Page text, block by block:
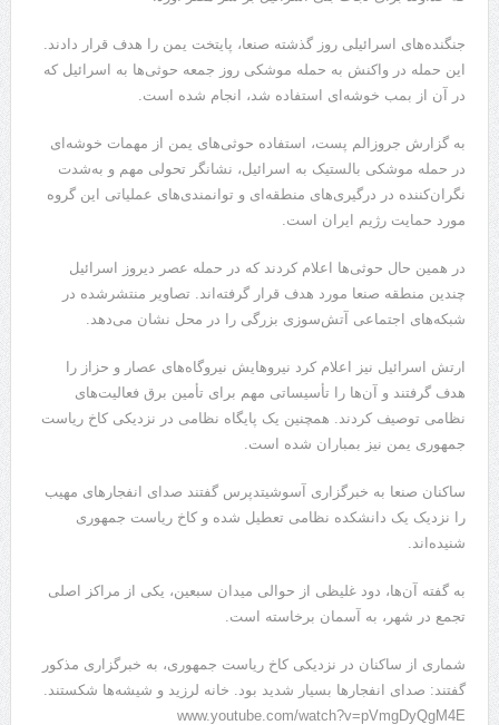
جنگنده‌های اسرائیلی روز گذشته صنعا، پایتخت یمن را هدف قرار دادند.
این حمله در واکنش به حمله موشکی روز جمعه حوثی‌ها به اسرائیل که
در آن از بمب خوشه‌ای استفاده شد، انجام شده است.
به گزارش جروزالم پست، استفاده حوثی‌های یمن از مهمات خوشه‌ای
در حمله موشکی بالستیک به اسرائیل، نشانگر تحولی مهم و به‌شدت
نگران‌کننده‌ در درگیری‌های منطقه‌ای و توانمندی‌های عملیاتی این گروه
مورد حمایت رژیم ایران است.
در همین حال حوثی‌ها اعلام کردند که در حمله عصر دیروز اسرائیل
چندین منطقه صنعا مورد هدف قرار گرفته‌اند. تصاویر منتشرشده در
شبکه‌های اجتماعی آتش‌سوزی بزرگی را در محل نشان می‌دهد.
ارتش اسرائیل نیز اعلام کرد نیروهایش نیروگاه‌های عصار و حزاز را
هدف گرفتند و آن‌ها را تأسیساتی مهم برای تأمین برق فعالیت‌های
نظامی توصیف کردند. همچنین یک پایگاه نظامی در نزدیکی کاخ ریاست
جمهوری یمن نیز بمباران شده است.
ساکنان صنعا به خبرگزاری آسوشیتدپرس گفتند صدای انفجارهای مهیب
را نزدیک یک دانشکده نظامی تعطیل شده و کاخ ریاست جمهوری
شنیده‌اند.
به گفته آن‌ها، دود غلیظی از حوالی میدان سبعین، یکی از مراکز اصلی
تجمع در شهر، به آسمان برخاسته است.
شماری از ساکنان در نزدیکی کاخ ریاست جمهوری، به خبرگزاری مذکور
گفتند: صدای انفجارها بسیار شدید بود. خانه لرزید و شیشه‌ها شکستند.
www.youtube.com/watch?v=pVmgDyQgM4E